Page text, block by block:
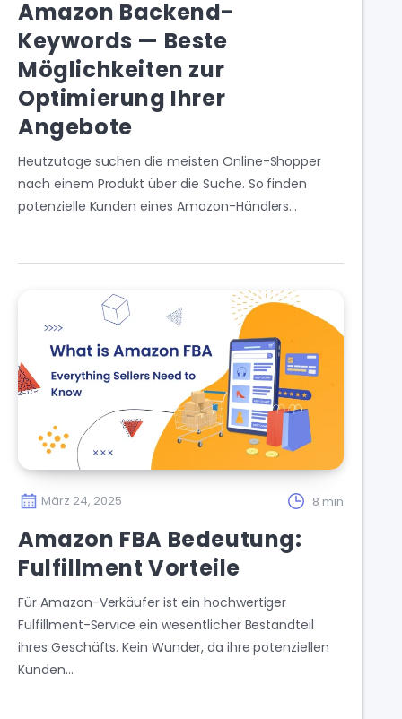
Amazon Backend-
Keywords — Beste
Möglichkeiten zur
Optimierung Ihrer
Angebote
Heutzutage suchen die meisten Online-Shopper
nach einem Produkt über die Suche. So finden
potenzielle Kunden eines Amazon-Händlers…
März 24, 2025 8 min
Amazon FBA Bedeutung:
Fulfillment Vorteile
Für Amazon-Verkäufer ist ein hochwertiger
Fulfillment-Service ein wesentlicher Bestandteil
ihres Geschäfts. Kein Wunder, da ihre potenziellen
Kunden…